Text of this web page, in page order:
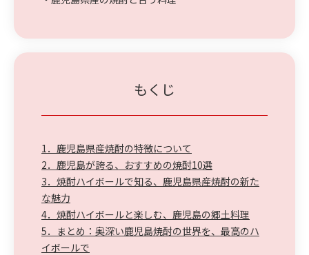
もくじ
1．鹿児島県産焼酎の特徴について
2．鹿児島が誇る、おすすめの焼酎10選
3．焼酎ハイボールで知る、鹿児島県産焼酎の新た
な魅力
4．焼酎ハイボールと楽しむ、鹿児島の郷土料理
5．まとめ：奥深い鹿児島焼酎の世界を、最高のハ
イボールで